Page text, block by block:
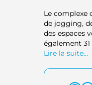
Le complexe
de jogging,
des espaces
également
Lire la suite...